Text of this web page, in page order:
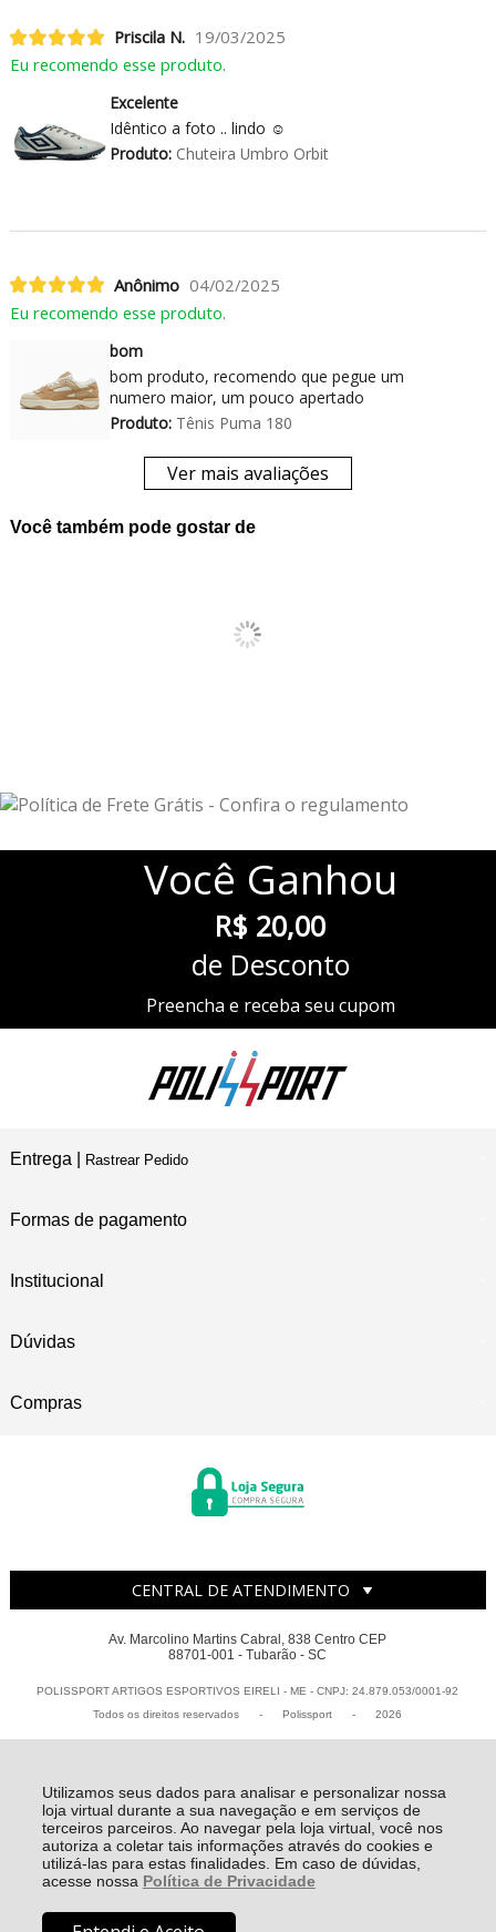
Utilizamos seus dados para analisar e personalizar nossa
loja virtual durante a sua navegação e em serviços de
terceiros parceiros. Ao navegar pela loja virtual, você nos
autoriza a coletar tais informações através do cookies e
utilizá-las para estas finalidades. Em caso de dúvidas,
acesse nossa Política de Privacidade
Priscila N. 19/03/2025
Eu recomendo esse produto.
Excelente
Idêntico a foto .. lindo ☺️
Produto:Chuteira Umbro Orbit
Anônimo 04/02/2025
Eu recomendo esse produto.
bom
bom produto, recomendo que pegue um
numero maior, um pouco apertado
Produto:Tênis Puma 180
Ver mais avaliações
Você também pode gostar de
Você Ganhou
R$ 20,00
de Desconto
Preencha e receba seu cupom
Entrega | Rastrear Pedido
Formas de pagamento
Institucional
Dúvidas
Compras
CENTRAL DE ATENDIMENTO
Av. Marcolino Martins Cabral, 838 Centro CEP
88701-001 - Tubarão - SC
POLISSPORT ARTIGOS ESPORTIVOS EIRELI - ME - CNPJ: 24.879.053/0001-92
Todos os direitos reservados
- Polissport - 2026
à vista no Depósito